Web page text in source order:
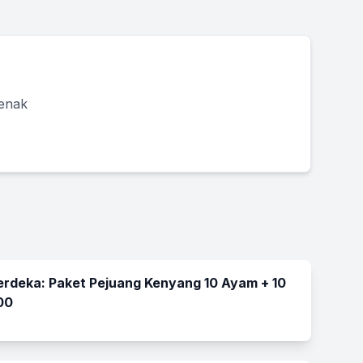
Paket Pejuang Kenyang 10 Ayam + 10